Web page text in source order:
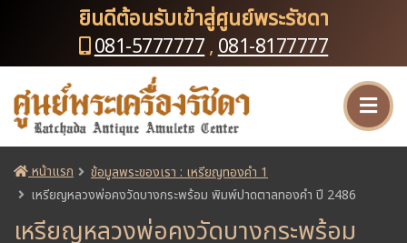
ยินดีต้อนรับเข้าสู่ศูนย์พระรัชดา
081-5777777, 081-8177777
หน้าแรก
ข้อมูลพระของเรา : เหรียญทองคำ 1
เหรียญหลวงพ่อคงวัดบางกระพร้อม พิมพ์ปาดตาลทองคำ ปี 2486
เหรียญหลวงพ่อคงวัดบางกระพร้อม